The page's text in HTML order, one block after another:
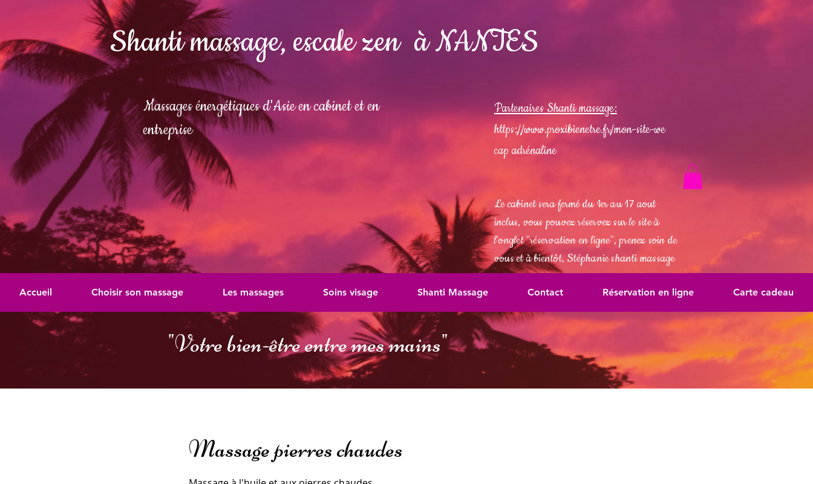
Shanti massage, escale zen à NANTES
Massages énergétiques d'Asie en cabinet et en
entreprise
Partenaires Shanti massage:
https://www.proxibienetre.fr/mon-site-we
cap adrénaline
Le cabinet sera fermé du 1er au 17 aout
inclus, vous pouvez réservez sur le site à
l'onglet "réservation en ligne", prenez soin de
vous et à bientôt, Stéphanie shanti massage
Accueil Choisir son massage Les massages Soins visage Shanti Massage Contact Réservation en ligne Carte cadeau
"Votre bien-être entre mes mains"
Massage pierres chaudes